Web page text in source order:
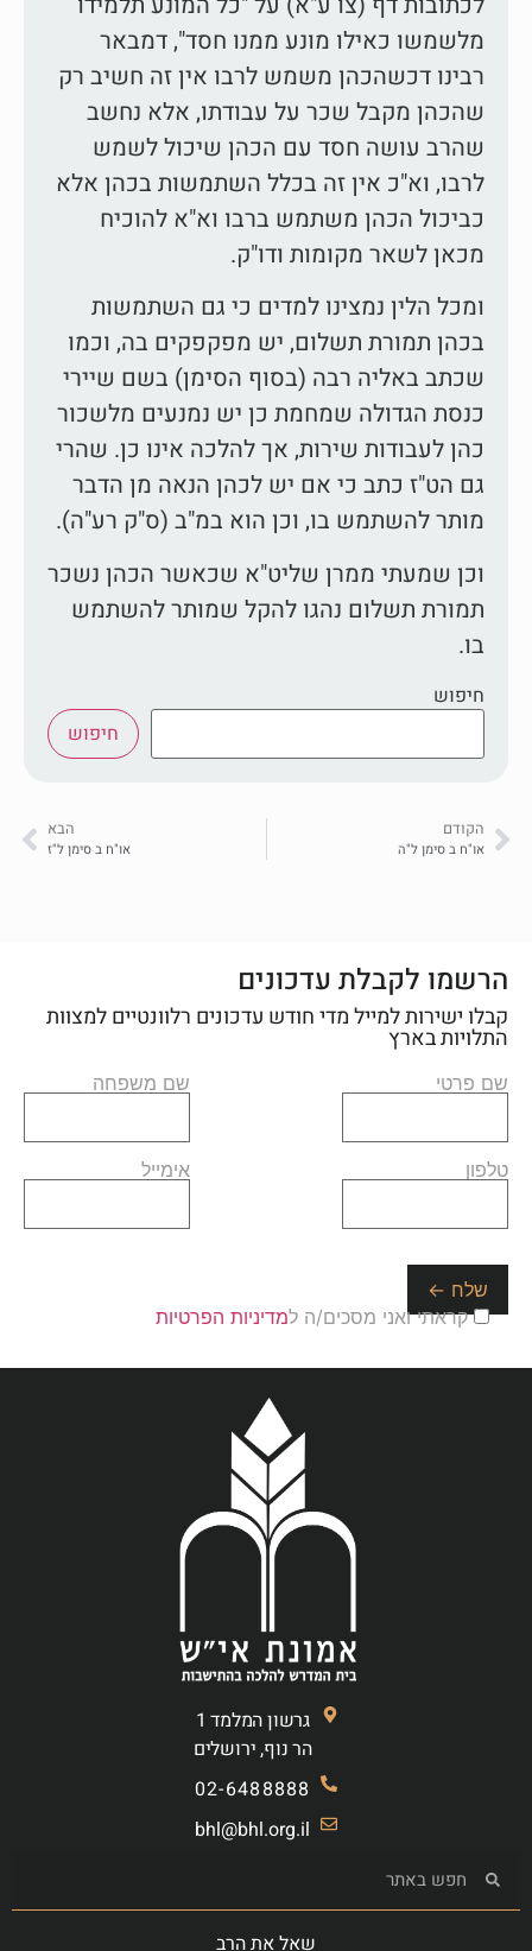
מלשמשו כאילו מונע ממנו חסד", דמבאר
רבינו דכשהכהן משמש לרבו אין זה חשיב רק
שהכהן מקבל שכר על עבודתו, אלא נחשב
שהרב עושה חסד עם הכהן שיכול לשמש
לרבו, וא"כ אין זה בכלל השתמשות בכהן אלא
כביכול הכהן משתמש ברבו וא"א להוכיח
מכאן לשאר מקומות ודו"ק.
ומכל הלין נמצינו למדים כי גם השתמשות
בכהן תמורת תשלום, יש מפקפקים בה, וכמו
שכתב באליה רבה (בסוף הסימן) בשם שיירי
כנסת הגדולה שמחמת כן יש נמנעים מלשכור
כהן לעבודות שירות, אך להלכה אינו כן. שהרי
גם הט"ז כתב כי אם יש לכהן הנאה מן הדבר
מותר להשתמש בו, וכן הוא במ"ב (ס"ק רע"ה).
וכן שמעתי ממרן שליט"א שכאשר הכהן נשכר
תמורת תשלום נהגו להקל שמותר להשתמש
בו.
חיפוש
חיפוש
הקודם
או"ח ב סימן ל"ה
הבא
או"ח ב סימן ל"ז
הרשמו לקבלת עדכונים
קבלו ישירות למייל מדי חודש עדכונים רלוונטיים למצוות
התלויות בארץ
שם פרטי שם משפחה
טלפון אימייל
קראתי ואני מסכים/ה למדיניות הפרטיות
גרשון המלמד 1
הר נוף, ירושלים
02-6488888
bhl@bhl.org.il
שאל את הרב